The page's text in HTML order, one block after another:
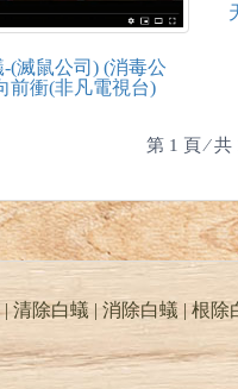
(滅鼠公司) (消毒公
前衝(非凡電視台)
第 1 頁 ⁄ 共
清除白蟻 | 消除白蟻 | 根